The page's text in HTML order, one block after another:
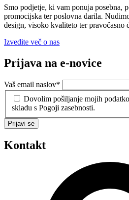
Smo podjetje, ki vam ponuja posebna,
promocijska ter poslovna darila.
design, visoko kvaliteto ter pravočasno
Izvedite več o nas
Prijava na e-novice
Vaš email naslov*
Dovolim pošiljanje mojih
skladu s Pogoji zasebnosti.
Prijavi se
Kontakt